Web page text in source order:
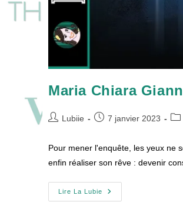
Maria Chiara
Auteur/autrice
Lubiie
Publication
7 janvier 2023
Pour mener l'enquête, les yeux ne
enfin réaliser son rêve : devenir
Lire La Lubie
Maria